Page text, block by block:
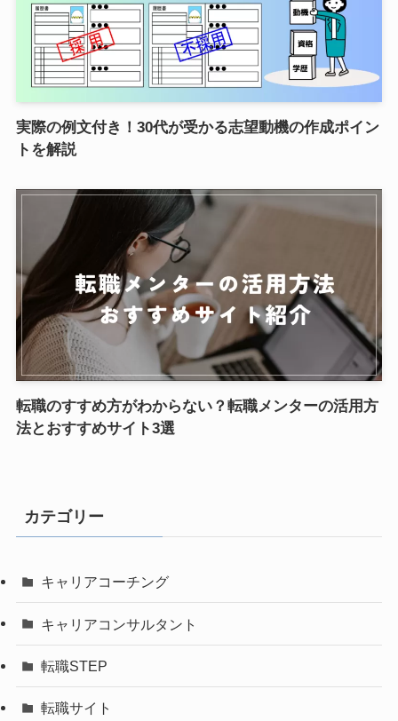
実際の例文付き！30代が受かる志望動機の作成ポイン
トを解説
転職のすすめ方がわからない？転職メンターの活用方
法とおすすめサイト3選
カテゴリー
キャリアコーチング
キャリアコンサルタント
転職STEP
転職サイト